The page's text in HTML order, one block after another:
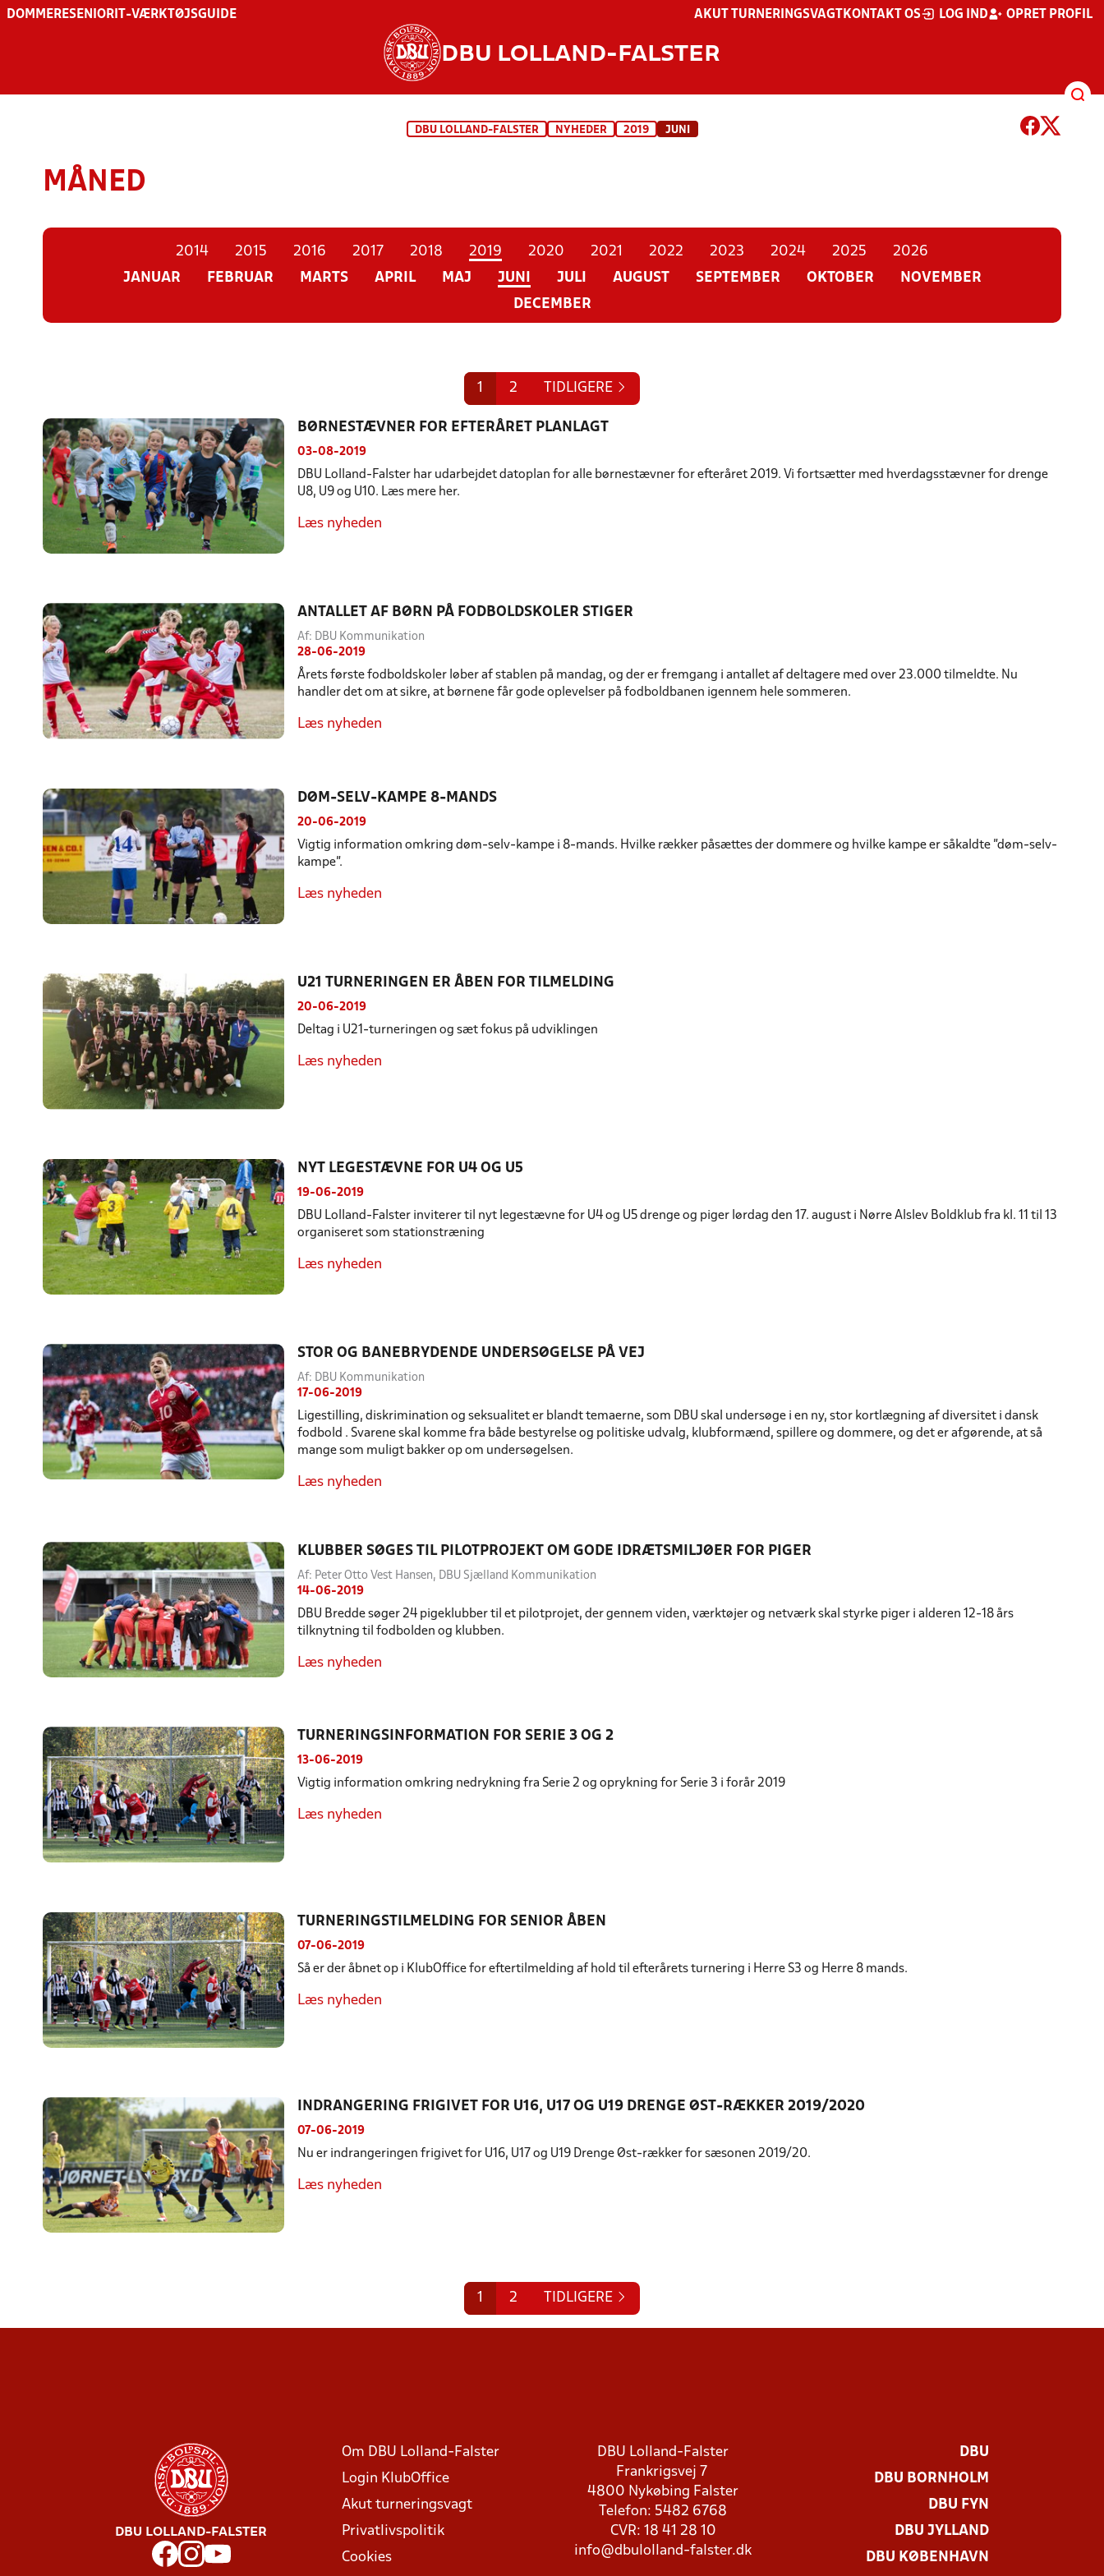
DOMMERESENIOR IT-VÆRKTØJSGUIDE AKUT TURNERINGSVAGT KONTAKT OS LOG IND OPRET PROFIL
DBU LOLLAND-FALSTER
DBU LOLLAND-FALSTER NYHEDER 2019 JUNI
MÅNED
2014 2015 2016 2017 2018 2019 2020 2021 2022 2023 2024 2025
2026
JANUAR
FEBRUAR MARTS APRIL MAJ JUNI JULI AUGUST SEPTEMBER OKTOBER
NOVEMBER
DECEMBER
1 2 TIDLIGERE
BØRNESTÆVNER FOR EFTERÅRET PLANLAGT
03-08-2019
DBU Lolland-Falster har udarbejdet datoplan for alle børnestævner for efteråret 2019. Vi fortsætter med hverdagsstævner for drenge
U8, U9 og U10. Læs mere her.
Læs nyheden
ANTALLET AF BØRN PÅ FODBOLDSKOLER STIGER
Af: DBU Kommunikation
28-06-2019
Årets første fodboldskoler løber af stablen på mandag, og der er fremgang i antallet af deltagere med over 23.000 tilmeldte. Nu
handler det om at sikre, at børnene får gode oplevelser på fodboldbanen igennem hele sommeren.
Læs nyheden
DØM-SELV-KAMPE 8-MANDS
20-06-2019
Vigtig information omkring døm-selv-kampe i 8-mands. Hvilke rækker påsættes der dommere og hvilke kampe er såkaldte "døm-selv-
kampe".
Læs nyheden
U21 TURNERINGEN ER ÅBEN FOR TILMELDING
20-06-2019
Deltag i U21-turneringen og sæt fokus på udviklingen
Læs nyheden
NYT LEGESTÆVNE FOR U4 OG U5
19-06-2019
DBU Lolland-Falster inviterer til nyt legestævne for U4 og U5 drenge og piger lørdag den 17. august i Nørre Alslev Boldklub fra kl. 11 til 13
organiseret som stationstræning
Læs nyheden
STOR OG BANEBRYDENDE UNDERSØGELSE PÅ VEJ
Af: DBU Kommunikation
17-06-2019
Ligestilling, diskrimination og seksualitet er blandt temaerne, som DBU skal undersøge i en ny, stor kortlægning af diversitet i dansk
fodbold . Svarene skal komme fra både bestyrelse og politiske udvalg, klubformænd, spillere og dommere, og det er afgørende, at så
mange som muligt bakker op om undersøgelsen.
Læs nyheden
KLUBBER SØGES TIL PILOTPROJEKT OM GODE IDRÆTSMILJØER FOR PIGER
Af: Peter Otto Vest Hansen, DBU Sjælland Kommunikation
14-06-2019
DBU Bredde søger 24 pigeklubber til et pilotprojet, der gennem viden, værktøjer og netværk skal styrke piger i alderen 12-18 års
tilknytning til fodbolden og klubben.
Læs nyheden
TURNERINGSINFORMATION FOR SERIE 3 OG 2
13-06-2019
Vigtig information omkring nedrykning fra Serie 2 og oprykning for Serie 3 i forår 2019
Læs nyheden
TURNERINGSTILMELDING FOR SENIOR ÅBEN
07-06-2019
Så er der åbnet op i KlubOffice for eftertilmelding af hold til efterårets turnering i Herre S3 og Herre 8 mands.
Læs nyheden
INDRANGERING FRIGIVET FOR U16, U17 OG U19 DRENGE ØST-RÆKKER 2019/2020
07-06-2019
Nu er indrangeringen frigivet for U16, U17 og U19 Drenge Øst-rækker for sæsonen 2019/20.
Læs nyheden
1 2 TIDLIGERE
DBU LOLLAND-FALSTER
Om DBU Lolland-Falster
Login KlubOffice
Akut turneringsvagt
Privatlivspolitik
Cookies
DBU Lolland-Falster
Frankrigsvej 7
4800 Nykøbing Falster
Telefon: 5482 6768
CVR: 18 41 28 10
info@dbulolland-falster.dk
DBU
DBU BORNHOLM
DBU FYN
DBU JYLLAND
DBU KØBENHAVN